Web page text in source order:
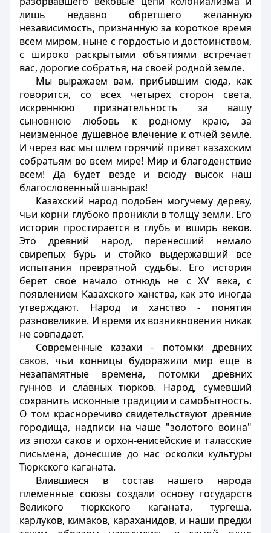
лишь недавно обретшего желанную
независимость, признанную за короткое время
всем миром, ныне с гордостью и достоинством,
с широко раскрытыми объятиями встречает
вас, дорогие собратья, на своей родной земле.
Мы выражаем вам, прибывшим сюда, как
говорится, со всех четырех сторон света,
искреннюю признательность за вашу
сыновнюю любовь к родному краю, за
неизменное душевное влечение к отчей земле.
И через вас мы шлем горячий привет казахским
собратьям во всем мире! Мир и благоденствие
всем! Да будет везде и всюду высок наш
благословенный шанырак!
Казахский народ подобен могучему дереву,
чьи корни глубоко проникли в толщу земли. Его
история простирается в глубь и вширь веков.
Это древний народ, перенесший немало
свирепых бурь и стойко выдержавший все
испытания превратной судьбы. Его история
берет свое начало отнюдь не с XV века, с
появлением Казахского ханства, как это иногда
утверждают. Народ и ханство - понятия
разновеликие. И время их возникновения никак
не совпадает.
Современные казахи - потомки древних
саков, чьи конницы будоражили мир еще в
незапамятные времена, потомки древних
гуннов и славных тюрков. Народ, сумевший
сохранить исконные традиции и самобытность.
О том красноречиво свидетельствуют древние
городища, надписи на чаше "золотого воина"
из эпохи саков и орхон-енисейские и таласские
письмена, донесшие до нас осколки культуры
Тюркского каганата.
Влившиеся в состав нашего народа
племенные союзы создали основу государств
Великого тюркского каганата, тургеша,
карлуков, кимаков, караханидов, и наши предки